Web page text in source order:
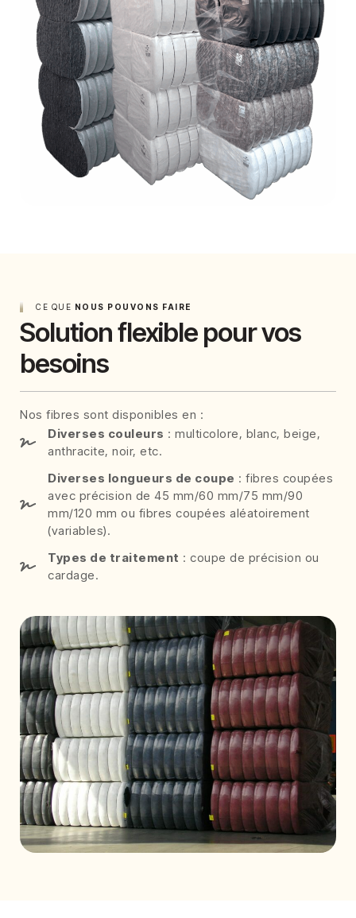
CE QUE NOUS POUVONS FAIRE
Solution flexible pour vos
besoins
Nos fibres sont disponibles en :
Diverses couleurs : multicolore, blanc, beige,
anthracite, noir, etc.
Diverses longueurs de coupe : fibres coupées
avec précision de 45 mm/60 mm/75 mm/90
mm/120 mm ou fibres coupées aléatoirement
(variables).
Types de traitement : coupe de précision ou
cardage.